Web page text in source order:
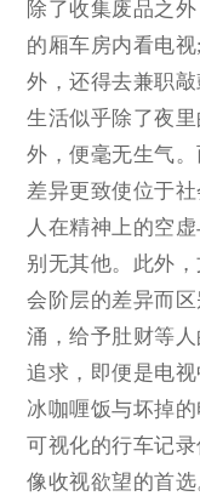
除了收集废品之
的厢车房内看电
外，还得去兼职
生活似乎除了夜
外，便毫无生气
差异更致使位于
人在精神上的空
别无其他。此外
会阶层的差异而
涌，给予肚财等
追求，即便是电
冰咖喱饭与坏掉
可视化的行车记
像收视欲望的首